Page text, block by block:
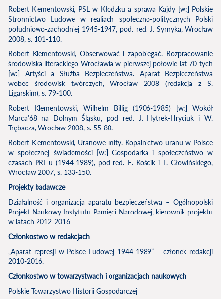
Robert Klementowski, PSL w Kłodzku a sprawa Kajdy [w:] Polskie
Stronnictwo Ludowe w realiach społeczno-politycznych Polski
południowo-zachodniej 1945-1947, pod. red. J. Syrnyka, Wrocław
2008, s. 101-110.
Robert Klementowski, Obserwować i zapobiegać. Rozpracowanie
środowiska literackiego Wrocławia w pierwszej połowie lat 70-tych
[w:] Artyści a Służba Bezpieczeństwa. Aparat Bezpieczeństwa
wobec środowisk twórczych, Wrocław 2008 (redakcja z S.
Ligarskim), s. 79-100.
Robert Klementowski, Wilhelm Billig (1906-1985) [w:] Wokół
Marca’68 na Dolnym Śląsku, pod red. J. Hytrek-Hryciuk i W.
Trębacza, Wrocław 2008, s. 55-80.
Robert Klementowski, Uranowe mity. Kopalnictwo uranu w Polsce
w społecznej świadomości [w:] Gospodarka i społeczeństwo w
czasach PRL-u (1944-1989), pod red. E. Kościk i T. Głowińskiego,
Wrocław 2007, s. 133-150.
Projekty badawcze
Działalność i organizacja aparatu bezpieczeństwa – Ogólnopolski
Projekt Naukowy Instytutu Pamięci Narodowej, kierownik projektu
w latach 2012-2016
Członkostwo w redakcjach
„Aparat represji w Polsce Ludowej 1944-1989” – członek redakcji
2010-2016.
Członkostwo w towarzystwach i organizacjach naukowych
Polskie Towarzystwo Historii Gospodarczej